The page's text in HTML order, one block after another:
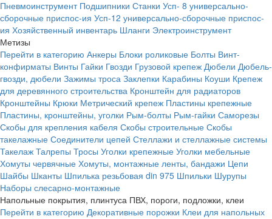
Пневмоинструмент Подшипники Станки Усп- 8 универсально-
сборочные приспос-ия Усп-12 универсально-сборочные приспос-
ия Хозяйственный инвентарь Шланги Электроинструмент
Метизы
Перейти в категорию Анкеры Блоки роликовые Болты Винт-
конфирматы Винты Гайки Гвозди Грузовой крепеж Дюбели Дюбель-
гвозди, дюбели Зажимы троса Заклепки Карабины Коуши Крепеж
для деревянного строительства Кронштейн для радиаторов
Кронштейны Крюки Метрический крепеж Пластины крепежные
Пластины, кронштейны, уголки Рым-болты Рым-гайки Саморезы
Скобы для крепления кабеля Скобы строительные Скобы
такелажные Соединители цепей Стеллажи и стеллажные системы
Такелаж Талрепы Тросы Уголки крепежные Уголки мебельные
Хомуты червячные Хомуты, монтажные ленты, бандажи Цепи
Шайбы Шканты Шпилька резьбовая din 975 Шпильки Шурупы
Наборы слесарно-монтажные
Напольные покрытия, плинтуса ПВХ, пороги, подложки, клеи
Перейти в категорию Декоративные порожки Клеи для напольных